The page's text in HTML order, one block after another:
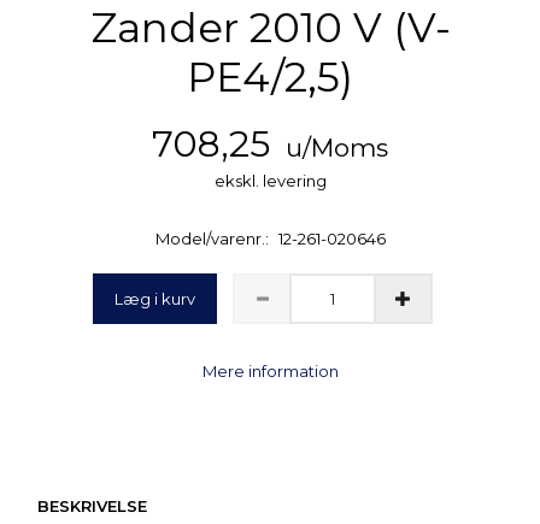
Zander 2010 V (V-
PE4/2,5)
708,25 u/Moms
ekskl. levering
Model/varenr.: 12-261-020646
Læg i kurv
Mere information
BESKRIVELSE